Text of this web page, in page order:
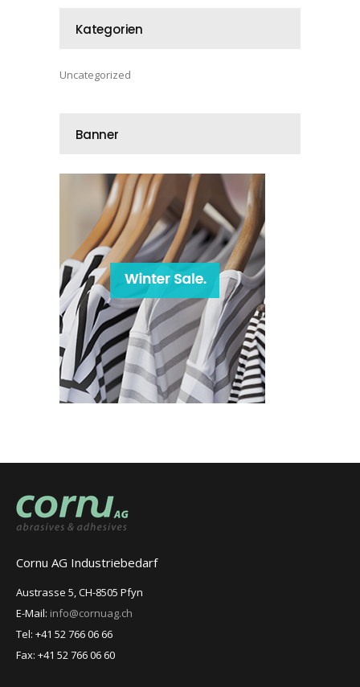
Kategorien
Uncategorized
Banner
Cornu AG Industriebedarf
Austrasse 5, CH-8505 Pfyn
E-Mail: info@cornuag.ch
Tel: +41 52 766 06 66
Fax: +41 52 766 06 60